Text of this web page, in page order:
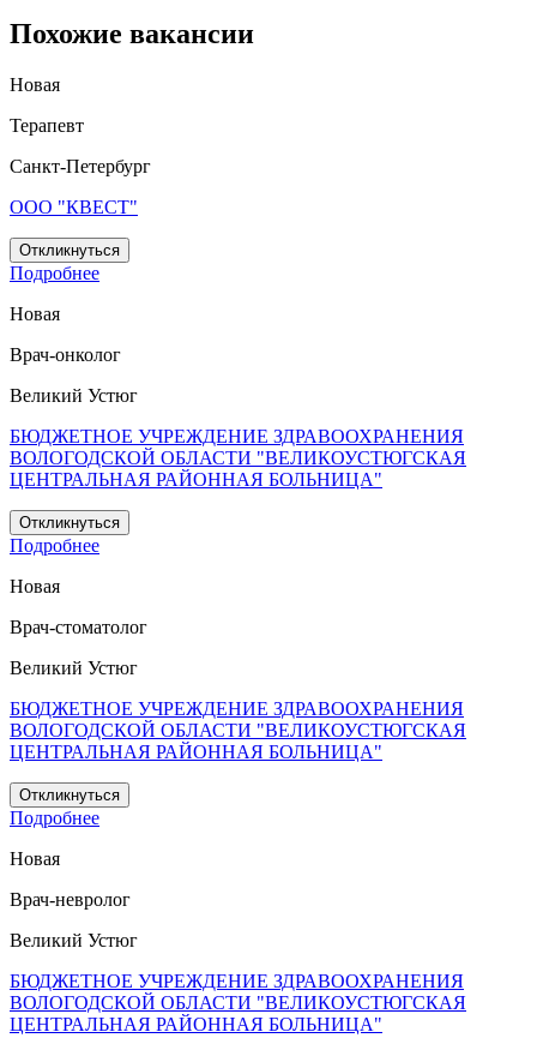
Похожие вакансии
Новая
Терапевт
Санкт-Петербург
ООО "КВЕСТ"
Откликнуться
Подробнее
Новая
Врач-онколог
Великий Устюг
БЮДЖЕТНОЕ УЧРЕЖДЕНИЕ ЗДРАВООХРАНЕНИЯ
ВОЛОГОДСКОЙ ОБЛАСТИ "ВЕЛИКОУСТЮГСКАЯ
ЦЕНТРАЛЬНАЯ РАЙОННАЯ БОЛЬНИЦА"
Откликнуться
Подробнее
Новая
Врач-стоматолог
Великий Устюг
БЮДЖЕТНОЕ УЧРЕЖДЕНИЕ ЗДРАВООХРАНЕНИЯ
ВОЛОГОДСКОЙ ОБЛАСТИ "ВЕЛИКОУСТЮГСКАЯ
ЦЕНТРАЛЬНАЯ РАЙОННАЯ БОЛЬНИЦА"
Откликнуться
Подробнее
Новая
Врач-невролог
Великий Устюг
БЮДЖЕТНОЕ УЧРЕЖДЕНИЕ ЗДРАВООХРАНЕНИЯ
ВОЛОГОДСКОЙ ОБЛАСТИ "ВЕЛИКОУСТЮГСКАЯ
ЦЕНТРАЛЬНАЯ РАЙОННАЯ БОЛЬНИЦА"